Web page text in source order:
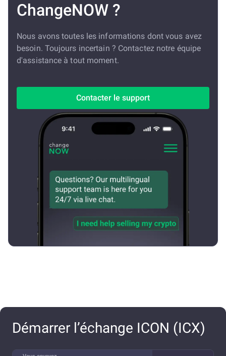
ChangeNOW ?
Nous avons toutes les informations dont vous avez
besoin. Toujours incertain ? Contactez notre équipe
d'assistance à tout moment.
Contacter le support
Démarrer l’échange ICON (ICX)